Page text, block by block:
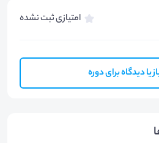
امتیازی ثبت نشده
یا دیدگاه برای دوره